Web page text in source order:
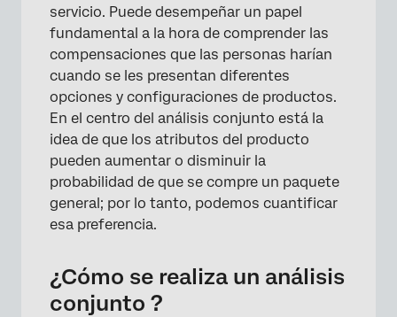
servicio. Puede desempeñar un papel
fundamental a la hora de comprender las
compensaciones que las personas harían
cuando se les presentan diferentes
opciones y configuraciones de productos.
En el centro del análisis conjunto está la
idea de que los atributos del producto
pueden aumentar o disminuir la
probabilidad de que se compre un paquete
general; por lo tanto, podemos cuantificar
esa preferencia.
¿Cómo se realiza un análisis
conjunto ?